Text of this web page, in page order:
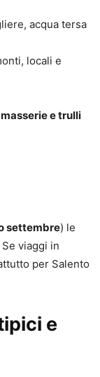
acqua tersa
locali e
e trulli
settembre) le
viaggi in
per Salento
e